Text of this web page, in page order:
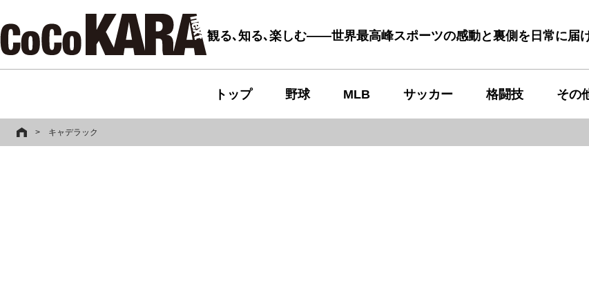
観る､知る､楽しむ――世界最高峰スポーツの感動と裏側を日常に届
トップ 野球 MLB サッカー 格闘技 その
> キャデラック